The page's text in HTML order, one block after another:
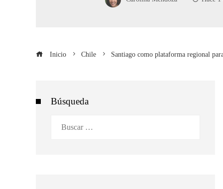
Inicio Chile Santiago como plataforma regional
Búsqueda